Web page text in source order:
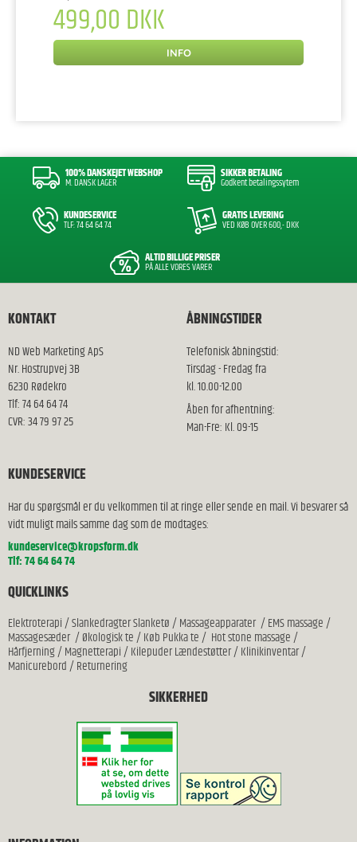
499,00 DKK
INFO
100% DANSKEJET WEBSHOP
M. DANSK LAGER
SIKKER BETALING
Godkent betalingssytem
KUNDESERVICE
TLF: 74 64 64 74
GRATIS LEVERING
VED KØB OVER 600,- DKK
ALTID BILLIGE PRISER
PÅ ALLE VORES VARER
KONTAKT
ND Web Marketing ApS
Nr. Hostrupvej 3B
6230 Rødekro
Tlf: 74 64 64 74
CVR: 34 79 97 25
ÅBNINGSTIDER
Telefonisk åbningstid:
Tirsdag - Fredag fra
kl. 10.00-12.00
Åben for afhentning:
Man-Fre: Kl. 09-15
KUNDESERVICE
Har du spørgsmål er du velkommen til at ringe eller sende en mail. Vi besvarer så
vidt muligt mails samme dag som de modtages:
kundeservice@kropsform.dk
Tlf: 74 64 64 74
QUICKLINKS
Elektroterapi/Slankedragter Slanketø/Massageapparater/EMS massage/
Massagesæder/Økologisk te/Køb Pukka te/ Hot stone massage/
Hårfjerning/Magnetterapi/Kilepuder Lændestøtter/Klinikinventar/
Manicurebord/Returnering
SIKKERHED